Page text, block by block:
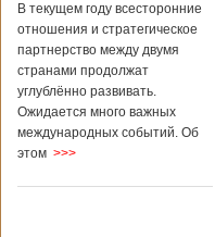
вертолета. Такое
заявление сделала
региональной
политике и
международному
сотрудничеству
государственной
корпорации
Кладов
В текущем году всесторонние
отношения и стратегическое
партнерство между двумя
странами продолжат
углублённо развивать.
Ожидается много важных
международных событий. Об
этом >>>